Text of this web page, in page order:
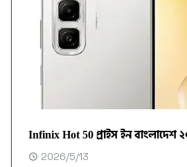
Infinix Hot 50 প্রাইস ইন বাংলাদেশ
2026/5/13